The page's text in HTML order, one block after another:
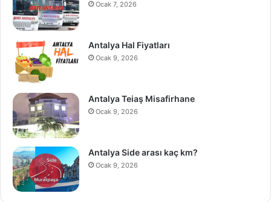
Ocak 7, 2026
Antalya Hal Fiyatları
Ocak 9, 2026
Antalya Teiaş Misafirhane
Ocak 9, 2026
Antalya Side arası kaç km?
Ocak 9, 2026